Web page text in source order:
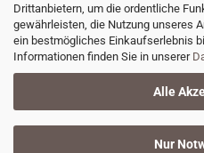
Drittanbietern, um die ordentliche
gewährleisten, die Nutzung unseres
ein bestmögliches Einkaufserlebnis
Informationen finden Sie in unserer
Alle
Nur